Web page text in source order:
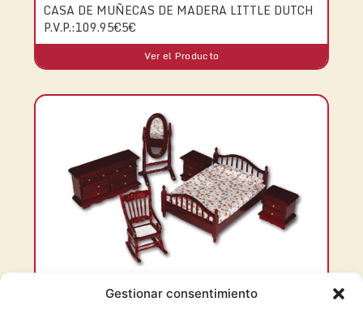
Gestionar consentimiento
CASA DE MUÑECAS DE MADERA LITTLE DUTCH
P.V.P.:109.95€5€
Ver el Producto
DORMITORIO PADRES VICTORIANO